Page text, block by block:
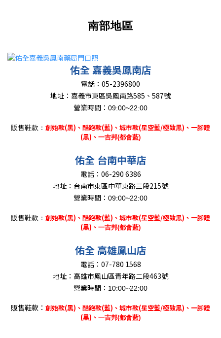
南部地區
佑全 嘉義吳鳳南店
電話： 05-2396800
地址： 嘉義市東區吳鳳南路585、587號
營業時間： 09:00~22:00
販售鞋款： 創始款(黑)、 酷跑款(藍)、城市款(星空藍/極致黑)、一腳蹬
(黑)、 一吉邦(都會藍)
佑全 台南中華店
電話： 06-290 6386
地址： 台南市東區中華東路三段215號
營業時間： 09:00~22:00
販售鞋款： 創始款(黑)、 酷跑款(藍)、城市款(星空藍/極致黑)、一腳蹬
(黑)、 一吉邦(都會藍)
佑全 高雄鳳山店
電話： 07-780 1568
地址： 高雄市鳳山區青年路二段463號
營業時間： 10:00~22:00
販售鞋款： 創始款(黑)、 酷跑款(藍)、城市款(星空藍/極致黑)、一腳蹬
(黑)、 一吉邦(都會藍)